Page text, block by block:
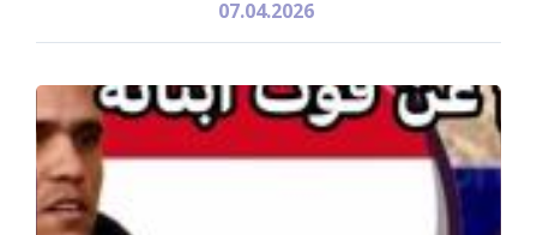
07.04.2026